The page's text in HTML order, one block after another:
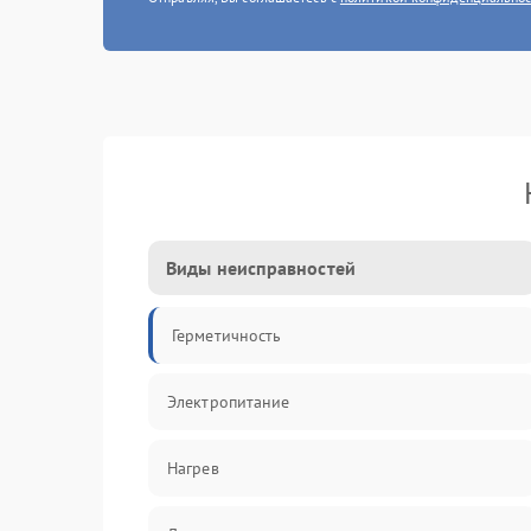
Виды неисправностей
Герметичность
Электропитание
Нагрев